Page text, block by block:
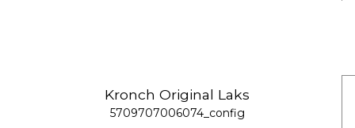
Kronch Original Laks
5709707006074_config